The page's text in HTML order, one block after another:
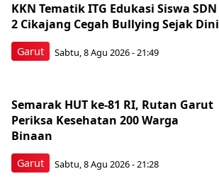
Garut
KKN Tematik ITG Edukasi Siswa SDN
2 Cikajang Cegah Bullying Sejak Dini
Sabtu, 8 Agu 2026 - 21:49
Garut
Semarak HUT ke-81 RI, Rutan Garut
Periksa Kesehatan 200 Warga
Binaan
Sabtu, 8 Agu 2026 - 21:28